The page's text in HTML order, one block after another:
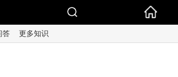
答 更多知识